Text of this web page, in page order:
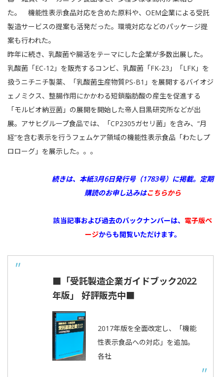
た。 機能性表示食品対応を含めた原料や、OEM企業による受託
製造サービスの提案も活発だった。環境対応などのパッケージ提
案も行われた。
昨年に続き、乳酸菌や腸活をテーマにした企業が多数出展した。
乳酸菌「EC-12」を販売するコンビ、乳酸菌「FK-23」「LFK」を
扱うニチニチ製薬、「乳酸菌生産物質PS-B1」を展開するバイオジ
ェノミクス、整腸作用にかかわる短鎖脂肪酸の産生を促進する
「モルビオ納豆菌」の展開を開始した帝人目黒研究所などが出
展。アサヒグループ食品では、「CP2305ガセリ菌」を含み、“月
経”を含む表示を行うフェムケア領域の機能性表示食品「わたしプ
ロローグ」を展示した。。。
続きは、本紙3月6日発行号（1783号）に掲載。 定期
購読のお申し込みはこちらから
該当記事および過去のバックナンバーは、 電子版ペ
ージからも閲覧いただけます。
■「受託製造企業ガイドブック2022
年版」 好評販売中■
2017年版を全面改定し、「機能
性表示食品への対応」を追加。
各社